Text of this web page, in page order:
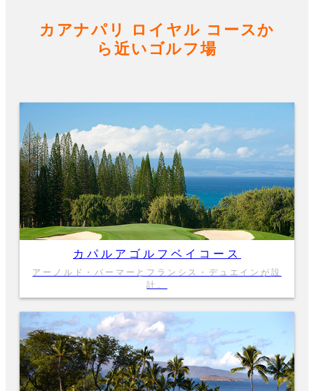
カアナパリ ロイヤル コースか
ら近いゴルフ場
カパルアゴルフベイコース
アーノルド・パーマーとフランシス・デュエインが設
計。